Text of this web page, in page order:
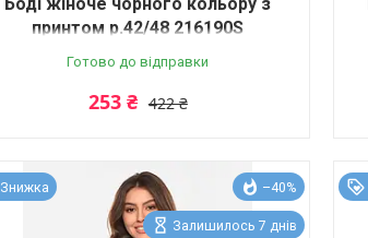
принтом р.42/48 216190S
Готово до відправки
422 ₴
253 ₴
Знижка –40%
Залишилось 7 днів